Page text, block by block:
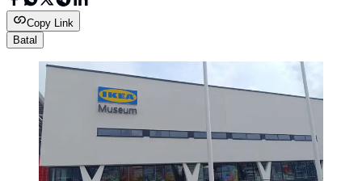
Copy Link
Batal